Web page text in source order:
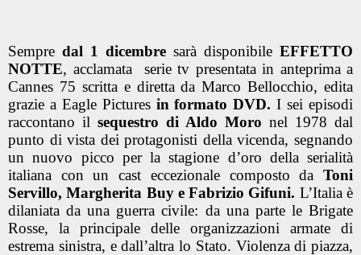
Sempre dal 1 dicembre sarà disponibile EFFETTO
NOTTE, acclamata serie tv presentata in anteprima a
Cannes 75 scritta e diretta da Marco Bellocchio, edita
grazie a Eagle Pictures in formato DVD.I sei episodi
raccontano il sequestro di Aldo Moro nel 1978 dal
punto di vista dei protagonisti della vicenda, segnando
un nuovo picco per la stagione d’oro della serialità
italiana con un cast eccezionale composto da Toni
Servillo, Margherita Buy e Fabrizio Gifuni. L’Italia è
dilaniata da una guerra civile: da una parte le Brigate
Rosse, la principale delle organizzazioni armate di
estrema sinistra, e dall’altra lo Stato. Violenza di piazza,